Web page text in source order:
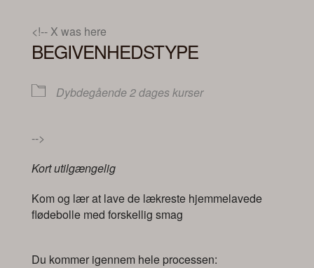
<!-- X was here
BEGIVENHEDSTYPE
Dybdegående 2 dages kurser
-->
Kort utilgængelig
Kom og lær at lave de lækreste hjemmelavede
flødebolle med forskellig smag
Du kommer igennem hele processen: